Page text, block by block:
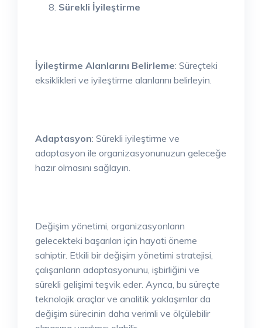
Sürekli İyileştirme
İyileştirme Alanlarını Belirleme: Süreçteki
eksiklikleri ve iyileştirme alanlarını belirleyin.
Adaptasyon: Sürekli iyileştirme ve
adaptasyon ile organizasyonunuzun geleceğe
hazır olmasını sağlayın.
Değişim yönetimi, organizasyonların
gelecekteki başarıları için hayati öneme
sahiptir. Etkili bir değişim yönetimi stratejisi,
çalışanların adaptasyonunu, işbirliğini ve
sürekli gelişimi teşvik eder. Ayrıca, bu süreçte
teknolojik araçlar ve analitik yaklaşımlar da
değişim sürecinin daha verimli ve ölçülebilir